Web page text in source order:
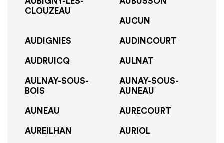
CLOUZEAU
AUCUN
AUDIGNIES AUDINCOURT
AUDRUICQ AULNAT
AULNAY-SOUS-
BOIS
AUNAY-SOUS-
AUNEAU
AUNEAU AURECOURT
AUREILHAN AURIOL